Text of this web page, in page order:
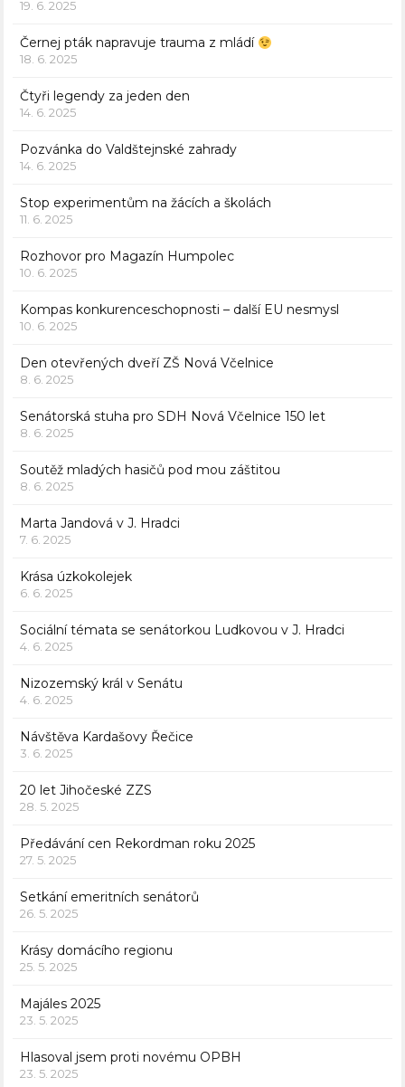
19. 6. 2025
Černej pták napravuje trauma z mládí
18. 6. 2025
Čtyři legendy za jeden den
14. 6. 2025
Pozvánka do Valdštejnské zahrady
14. 6. 2025
Stop experimentům na žácích a školách
11. 6. 2025
Rozhovor pro Magazín Humpolec
10. 6. 2025
Kompas konkurenceschopnosti – další EU nesmysl
10. 6. 2025
Den otevřených dveří ZŠ Nová Včelnice
8. 6. 2025
Senátorská stuha pro SDH Nová Včelnice 150 let
8. 6. 2025
Soutěž mladých hasičů pod mou záštitou
8. 6. 2025
Marta Jandová v J. Hradci
7. 6. 2025
Krása úzkokolejek
6. 6. 2025
Sociální témata se senátorkou Ludkovou v J. Hradci
4. 6. 2025
Nizozemský král v Senátu
4. 6. 2025
Návštěva Kardašovy Řečice
3. 6. 2025
20 let Jihočeské ZZS
28. 5. 2025
Předávání cen Rekordman roku 2025
27. 5. 2025
Setkání emeritních senátorů
26. 5. 2025
Krásy domácího regionu
25. 5. 2025
Majáles 2025
23. 5. 2025
Hlasoval jsem proti novému OPBH
23. 5. 2025